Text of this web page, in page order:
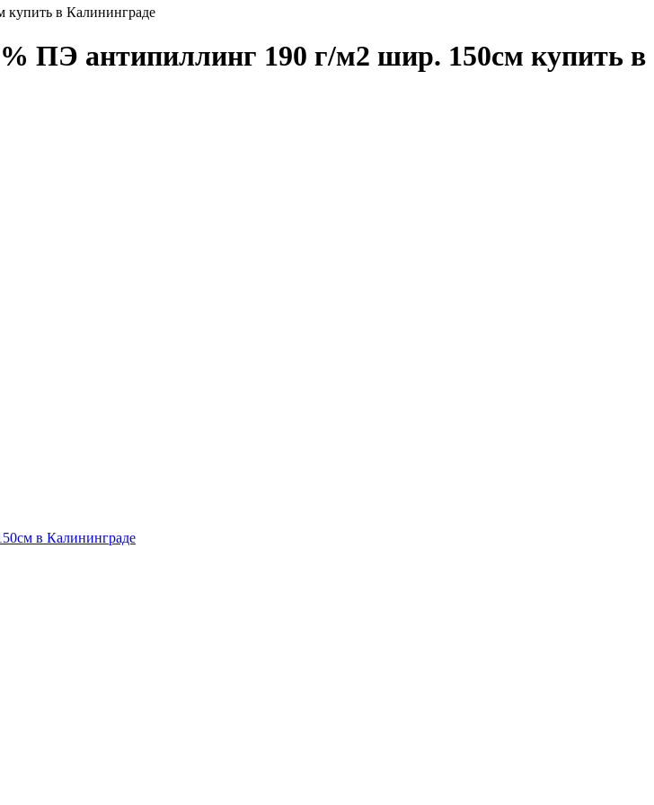
в Калининграде
ПЭ антипиллинг 190 г/м2 шир. 150см купить в